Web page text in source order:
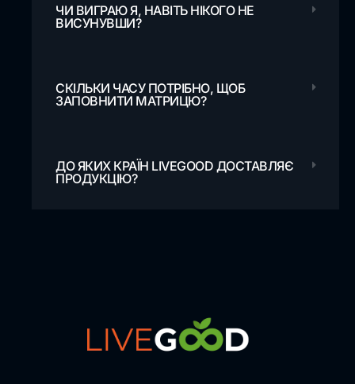
ЧИ ВИГРАЮ Я, НАВІТЬ НІКОГО НЕ
ВИСУНУВШИ?
СКІЛЬКИ ЧАСУ ПОТРІБНО, ЩОБ
ЗАПОВНИТИ МАТРИЦЮ?
ДО ЯКИХ КРАЇН LIVEGOOD ДОСТАВЛЯЄ
ПРОДУКЦІЮ?